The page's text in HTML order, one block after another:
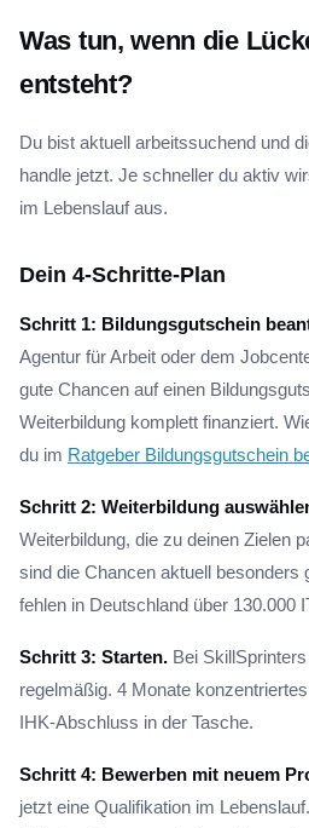
Was tun, wenn die
entsteht?
Du bist aktuell arbeitssuchend und
handle jetzt. Je schneller du aktiv
im Lebenslauf aus.
Dein 4-Schritte-Plan
Schritt 1: Bildungsgutschein
Agentur für Arbeit oder dem
gute Chancen auf einen
Weiterbildung komplett finanziert.
du im Ratgeber Bildungsgutschein
Schritt 2: Weiterbildung
Weiterbildung, die zu deinen Zielen
sind die Chancen aktuell besonders
fehlen in Deutschland über 130.000
Schritt 3: Starten. Bei
regelmäßig. 4 Monate
IHK-Abschluss in der Tasche.
Schritt 4: Bewerben mit neuem
jetzt eine Qualifikation im